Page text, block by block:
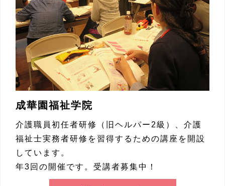
成華園福祉学院
介護職員初任者研修（旧ヘルパー2級）、介護
福祉士実務者研修を習得するための講座を開設
しています。
年3回の開催です。受講者募集中！